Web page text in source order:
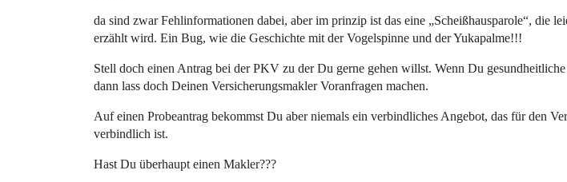
da sind zwar Fehlinformationen dabei, aber im prinzip ist das eine „Scheißhausparole“, die
erzählt wird. Ein Bug, wie die Geschichte mit der Vogelspinne und der Yukapalme!!!
Stell doch einen Antrag bei der PKV zu der Du gerne gehen willst. Wenn Du gesundheitliche
dann lass doch Deinen Versicherungsmakler Voranfragen machen.
Auf einen Probeantrag bekommst Du aber niemals ein verbindliches Angebot, das für den
verbindlich ist.
Hast Du überhaupt einen Makler???